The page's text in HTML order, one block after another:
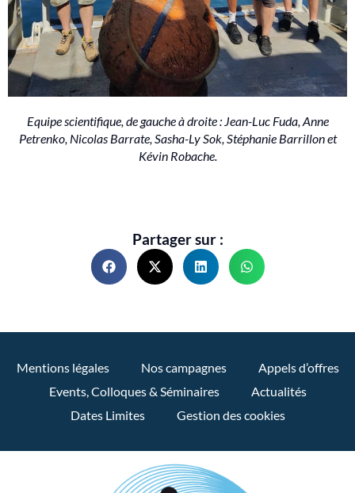
Equipe scientifique, de gauche à droite : Jean-Luc Fuda, Anne
Petrenko, Nicolas Barrate, Sasha-Ly Sok, Stéphanie Barrillon et
Kévin Robache.
Partager sur :
Mentions légales Nos campagnes
Appels d’offres
Events, Colloques & Séminaires
Actualités
Dates Limites
Gestion des cookies